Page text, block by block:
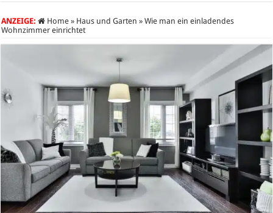
ANZEIGE: Home » Haus und Garten » Wie man ein einladendes
Wohnzimmer einrichtet